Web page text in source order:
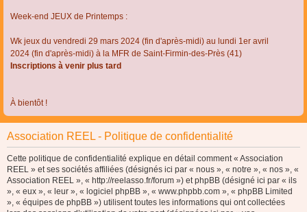
Week-end JEUX de Printemps :
Wk jeux du vendredi 29 mars 2024 (fin d'après-midi) au lundi 1er avril
2024 (fin d'après-midi) à la MFR de Saint-Firmin-des-Près (41)
Inscriptions à venir plus tard
À bientôt !
Association REEL - Politique de confidentialité
Cette politique de confidentialité explique en détail comment « Association
REEL » et ses sociétés affiliées (désignés ici par « nous », « notre », « nos », «
Association REEL », « http://reelasso.fr/forum ») et phpBB (désigné ici par « ils
», « eux », « leur », « logiciel phpBB », « www.phpbb.com », « phpBB Limited
», « équipes de phpBB ») utilisent toutes les informations qui ont collectées